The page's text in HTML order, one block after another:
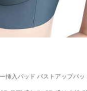
挿入パッド バストアップパッ